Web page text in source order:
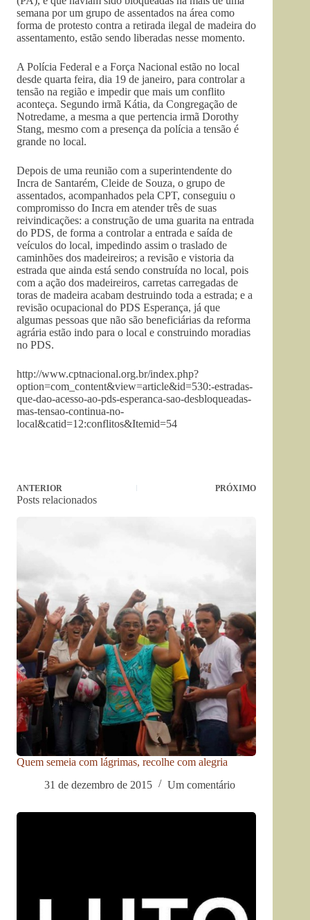
semana por um grupo de assentados na área como
forma de protesto contra a retirada ilegal de madeira do
assentamento, estão sendo liberadas nesse momento.
A Polícia Federal e a Força Nacional estão no local
desde quarta feira, dia 19 de janeiro, para controlar a
tensão na região e impedir que mais um conflito
aconteça. Segundo irmã Kátia, da Congregação de
Notredame, a mesma a que pertencia irmã Dorothy
Stang, mesmo com a presença da polícia a tensão é
grande no local.
Depois de uma reunião com a superintendente do
Incra de Santarém, Cleide de Souza, o grupo de
assentados, acompanhados pela CPT, conseguiu o
compromisso do Incra em atender três de suas
reivindicações: a construção de uma guarita na entrada
do PDS, de forma a controlar a entrada e saída de
veículos do local, impedindo assim o traslado de
caminhões dos madeireiros; a revisão e vistoria da
estrada que ainda está sendo construída no local, pois
com a ação dos madeireiros, carretas carregadas de
toras de madeira acabam destruindo toda a estrada; e a
revisão ocupacional do PDS Esperança, já que
algumas pessoas que não são beneficiárias da reforma
agrária estão indo para o local e construindo moradias
no PDS.
http://www.cptnacional.org.br/index.php?
option=com_content&view=article&id=530:-estradas-
que-dao-acesso-ao-pds-esperanca-sao-desbloqueadas-
mas-tensao-continua-no-
local&catid=12:conflitos&Itemid=54
ANTERIOR PRÓXIMO
Posts relacionados
Quem semeia com lágrimas, recolhe com alegria
31 de dezembro de 2015
Um comentário